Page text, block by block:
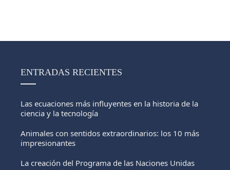
ENTRADAS RECIENTES
Las ecuaciones más influyentes en la historia de la
ciencia y la tecnología
Animales con sentidos extraordinarios: los 10 más
impresionantes
La creación del Programa de las Naciones Unidas